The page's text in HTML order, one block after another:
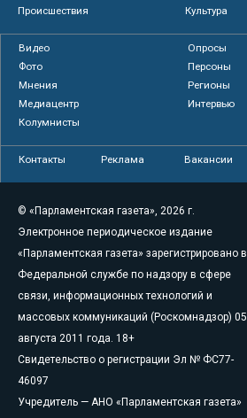
Происшествия
Культура
Видео
Опросы
Фото
Персоны
Мнения
Регионы
Медиацентр
Интервью
Колумнисты
Контакты Реклама Вакансии
© «Парламентская газета», 2026 г.
Электронное периодическое издание
«Парламентская газета» зарегистрировано в
Федеральной службе по надзору в сфере
связи, информационных технологий и
массовых коммуникаций (Роскомнадзор) 05
августа 2011 года. 18+
Свидетельство о регистрации Эл № ФС77-
46097
Учредитель — АНО «Парламентская газета»